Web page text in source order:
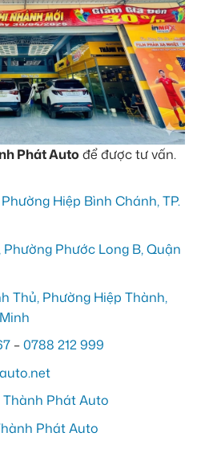
Phát Auto để được tư vấn.
Phường Hiệp Bình Chánh, TP.
Phước Long B, Quận
Thủ, Phường Hiệp Thành,
–0788 212 999
Phát Auto
Phát Auto